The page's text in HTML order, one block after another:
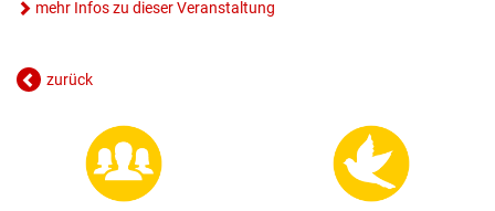
mehr Infos zu dieser Veranstaltung
zurück